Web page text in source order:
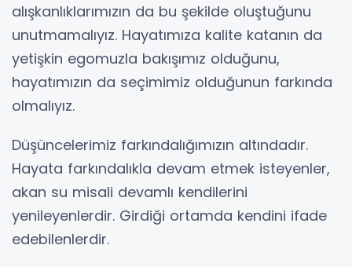
alışkanlıklarımızın da bu şekilde oluştuğunu
unutmamalıyız. Hayatımıza kalite katanın da
yetişkin egomuzla bakışımız olduğunu,
hayatımızın da seçimimiz olduğunun farkında
olmalıyız.
Düşüncelerimiz farkındalığımızın altındadır.
Hayata farkındalıkla devam etmek isteyenler,
akan su misali devamlı kendilerini
yenileyenlerdir. Girdiği ortamda kendini ifade
edebilenlerdir.